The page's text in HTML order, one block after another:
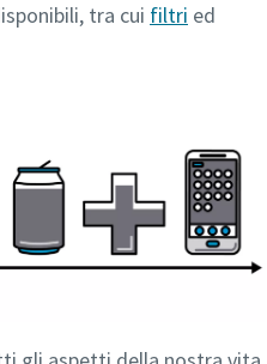
tra cui filtri ed